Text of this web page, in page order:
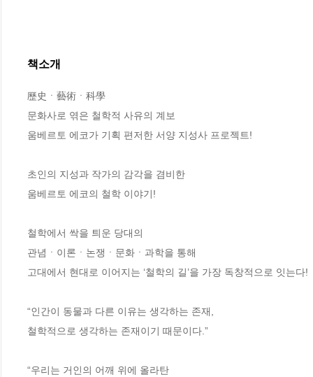
책소개
歷史ㆍ藝術ㆍ科學
문화사로 엮은 철학적 사유의 계보
움베르토 에코가 기획 편저한 서양 지성사 프로젝트!
초인의 지성과 작가의 감각을 겸비한
움베르토 에코의 철학 이야기!
철학에서 싹을 틔운 당대의
관념ㆍ이론ㆍ논쟁ㆍ문화ㆍ과학을 통해
고대에서 현대로 이어지는 ‘철학의 길’을 가장 독창적으로 잇는다!
“인간이 동물과 다른 이유는 생각하는 존재,
철학적으로 생각하는 존재이기 때문이다.”
“우리는 거인의 어깨 위에 올라탄